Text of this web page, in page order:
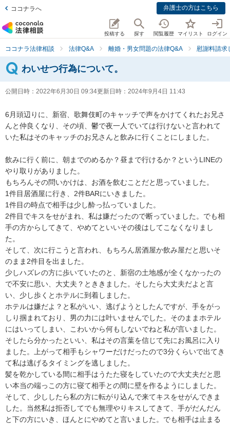
ココナラへ 弁護士の方はこちら
投稿する 探す 閲覧履歴 マイリスト ログイン
ココナラ法律相談 法律Q&A 離婚・男女問題の法律Q&A 慰謝料請求
わいせつ行為について。
公開日時： 2022年6月30日 09:34更新日時： 2024年9月4日 11:43
6月頭辺りに、新宿、歌舞伎町のキャッチで声をかけてくれたお兄さ
んと仲良くなり、その頃、鬱で夜一人でいては行けないと言われて
いた私はそのキャッチのお兄さんと飲みに行くことにしました。
飲みに行く前に、朝までのめるか？昼まで行けるか？というLINEの
やり取りがありました。
もちろんその問いかけは、お酒を飲むことだと思っていました。
1件目居酒屋に行き、2件BARにいきました。
1件目の時点で相手は少し酔っ払っていました。
2件目でキスをせがまれ、私は嫌だったので断っていました。でも相
手の方からしてきて、やめてといいその後はしてこなくなりまし
た。
そして、次に行こうと言われ、もちろん居酒屋か飲み屋だと思いそ
のまま2件目を出ました。
少しハズレの方に歩いていたのと、新宿の土地感が全くなかったの
で不安に思い、大丈夫？とききました。そしたら大丈夫だよと言
い、少し歩くとホテルに到着しました。
ホテルは嫌だよ？と私がいい、逃げようとしたんですが、手をがっ
しり掴まれており、男の力には叶いませんでした。そのままホテル
にはいってしまい、こわいから何もしないでねと私が言いました。
そしたら分かったといい、私はその言葉を信じて先にお風呂に入り
ました。上がって相手もシャワーだけだったので3分くらいで出てき
て私は逃げるタイミングを逃しました。
髪を乾かしている間に相手はうたた寝をしていたので大丈夫だと思
い本当の端っこの方に寝て相手との間に壁を作るようにしました。
そして、少ししたら私の方に転がり込んで来てキスをせがんできま
した。当然私は拒否してでも無理やりキスしてきて、手がだんだん
と下の方にいき、ほんとにやめてと言いました。でも相手は止まる